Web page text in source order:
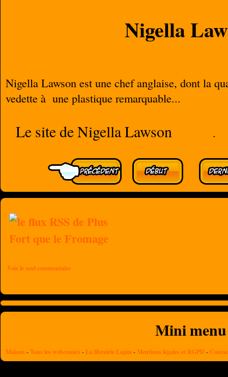
Nigella
Nigella Lawson est une chef anglaise, dont la
vedette à une plastique remarquable...
Le site de Nigella Lawson .
Voir le seul commentaire
Mini menu
Maison -Tous les webcomics - La librairie Lapin - Mentions légales et RGPD -